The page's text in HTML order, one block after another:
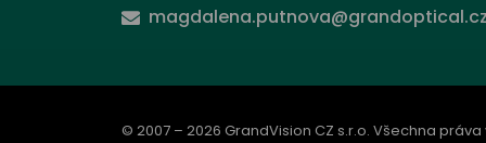
magdalena.putnova@grandoptical.cz
© 2007 – 2026 GrandVision CZ s.r.o. Všechna
od